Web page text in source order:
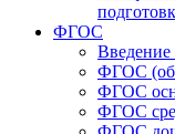
ФГОС
ФГОС
ФГОС
ФГОС